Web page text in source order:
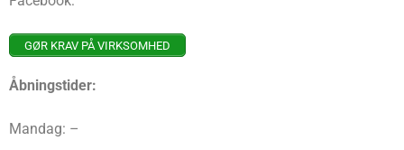
GØR KRAV PÅ VIRKSOMHED
Åbningstider:
Mandag: –